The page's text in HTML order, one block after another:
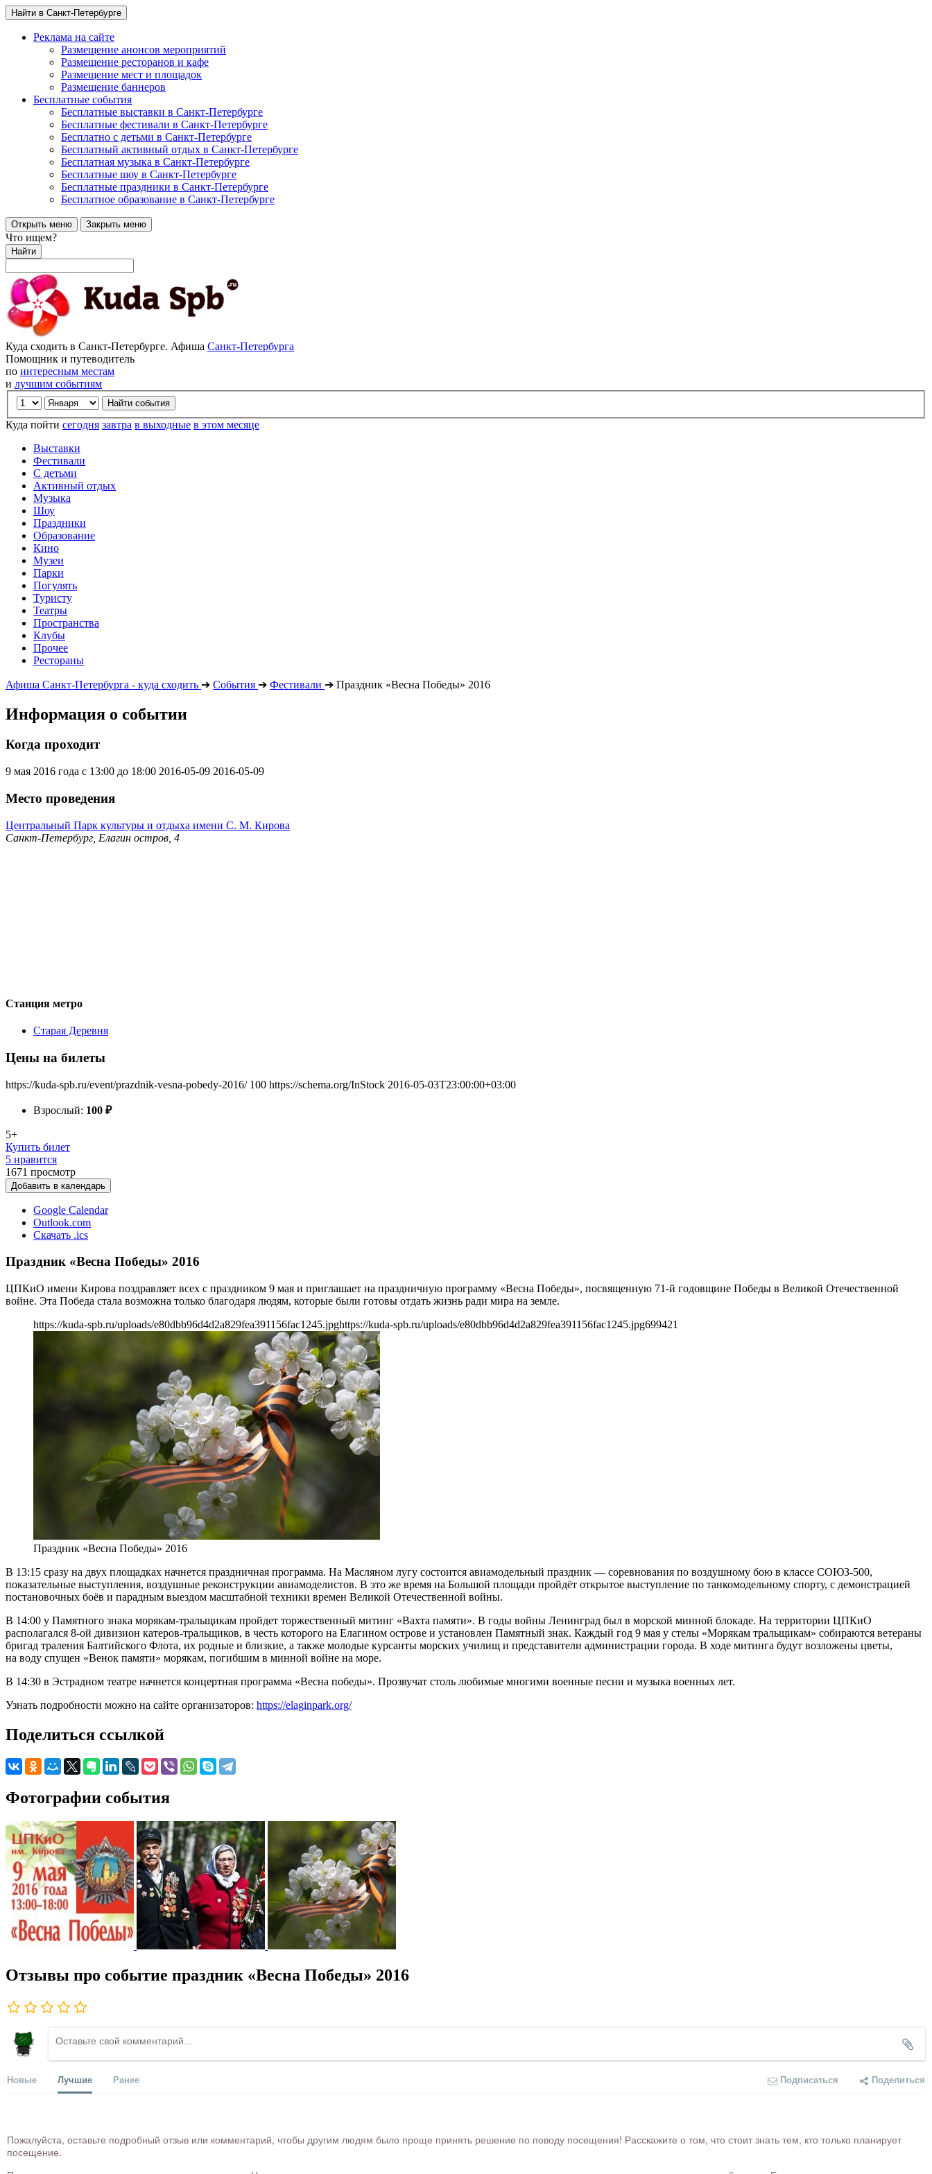
Найти в Санкт-Петербурге
Реклама на сайте
Размещение анонсов мероприятий
Размещение ресторанов и кафе
Размещение мест и площадок
Размещение баннеров
Бесплатные события
Бесплатные выставки в Санкт-Петербурге
Бесплатные фестивали в Санкт-Петербурге
Бесплатно с детьми в Санкт-Петербурге
Бесплатный активный отдых в Санкт-Петербурге
Бесплатная музыка в Санкт-Петербурге
Бесплатные шоу в Санкт-Петербурге
Бесплатные праздники в Санкт-Петербурге
Бесплатное образование в Санкт-Петербурге
Открыть меню Закрыть меню
Что ищем?
Найти
Куда сходить в Санкт-Петербурге. Афиша Санкт-Петербурга
Помощник и путеводитель
по интересным местам
и лучшим событиям
Куда пойти сегодня завтра в выходные в этом месяце
Выставки
Фестивали
С детьми
Активный отдых
Музыка
Шоу
Праздники
Образование
Кино
Музеи
Парки
Погулять
Туристу
Театры
Пространства
Клубы
Прочее
Рестораны
Афиша Санкт-Петербурга - куда сходить ➔ События ➔ Фестивали ➔ Праздник «Весна Победы» 2016
Информация о событии
Когда проходит
9 мая 2016 года с 13:00 до 18:00 2016-05-09 2016-05-09
Место проведения
Центральный Парк культуры и отдыха имени С. М. Кирова
Санкт-Петербург, Елагин остров, 4
Станция метро
Старая Деревня
Цены на билеты
https://kuda-spb.ru/event/prazdnik-vesna-pobedy-2016/ 100 https://schema.org/InStock 2016-05-03T23:00:00+03:00
Взрослый: 100 ₽
5+
Купить билет
5 нравится
1671 просмотр
Добавить в календарь
Google Calendar
Outlook.com
Скачать .ics
Праздник «Весна Победы» 2016
ЦПКиО имени Кирова поздравляет всех с праздником 9 мая и приглашает на праздничную программу «Весна Победы», посвященную 71-й годовщине Победы в Великой Отечественной
войне. Эта Победа стала возможна только благодаря людям, которые были готовы отдать жизнь ради мира на земле.
https://kuda-spb.ru/uploads/e80dbb96d4d2a829fea391156fac1245.jpghttps://kuda-spb.ru/uploads/e80dbb96d4d2a829fea391156fac1245.jpg699421
Праздник «Весна Победы» 2016
В 13:15 сразу на двух площадках начнется праздничная программа. На Масляном лугу состоится авиамодельный праздник — соревнования по воздушному бою в классе СОЮЗ-500,
показательные выступления, воздушные реконструкции авиамоделистов. В это же время на Большой площади пройдёт открытое выступление по танкомодельному спорту, с демонстрацией
постановочных боёв и парадным выездом масштабной техники времен Великой Отечественной войны.
В 14:00 у Памятного знака морякам-тральщикам пройдет торжественный митинг «Вахта памяти». В годы войны Ленинград был в морской минной блокаде. На территории ЦПКиО
располагался 8-ой дивизион катеров-тральщиков, в честь которого на Елагином острове и установлен Памятный знак. Каждый год 9 мая у стелы «Морякам тральщикам» собираются ветераны
бригад траления Балтийского Флота, их родные и близкие, а также молодые курсанты морских училищ и представители администрации города. В ходе митинга будут возложены цветы,
на воду спущен «Венок памяти» морякам, погибшим в минной войне на море.
В 14:30 в Эстрадном театре начнется концертная программа «Весна победы». Прозвучат столь любимые многими военные песни и музыка военных лет.
Узнать подробности можно на сайте организаторов: https://elaginpark.org/
Поделиться ссылкой
Фотографии события
Отзывы про событие праздник «Весна Победы» 2016
Новые Лучшие Ранее Подписаться Поделиться
Пожалуйста, оставьте подробный отзыв или комментарий, чтобы другим людям было проще принять решение по поводу посещения! Расскажите о том, что стоит знать тем, кто только планирует
посещение.